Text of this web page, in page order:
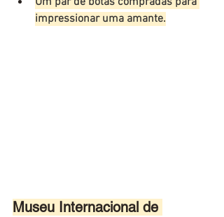
impressionar uma amante.
Museu Internacional de